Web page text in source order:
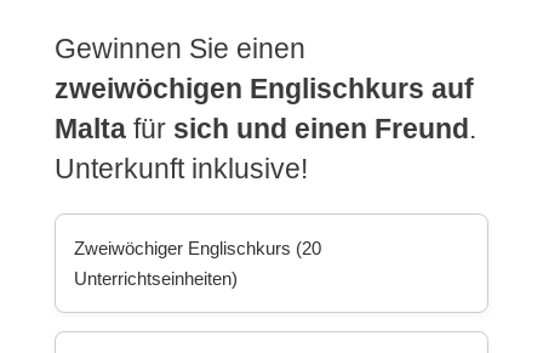
Gewinnen Sie einen
zweiwöchigen Englischkurs auf
Malta für sich und einen Freund .
Unterkunft inklusive!
Zweiwöchiger Englischkurs (20
Unterrichtseinheiten)